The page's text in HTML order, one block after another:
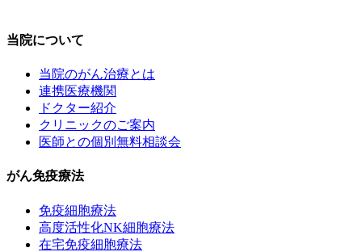
当院について
当院のがん治療とは
連携医療機関
ドクター紹介
クリニックのご案内
医師との個別無料相談会
がん免疫療法
免疫細胞療法
高度活性化NK細胞療法
在宅免疫細胞療法